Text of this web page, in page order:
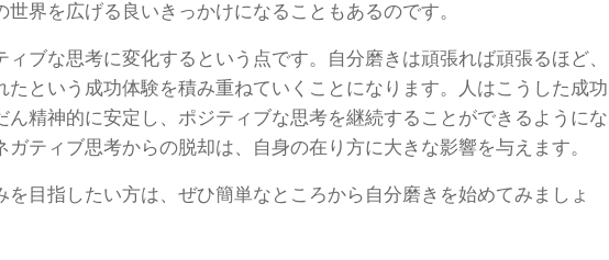
界を広げる良いきっかけになることもあるのです。
ブな思考に変化するという点です。自分磨きは頑張れば頑張るほど、
たという成功体験を積み重ねていくことになります。人はこうした成功
ん精神的に安定し、ポジティブな思考を継続することができるようにな
ガティブ思考からの脱却は、自身の在り方に大きな影響を与えます。
を目指したい方は、ぜひ簡単なところから自分磨きを始めてみましょ